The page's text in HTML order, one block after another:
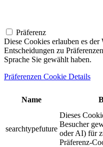
Präferenz
Diese Cookies erlauben es
Entscheidungen zu
Sprache Sie gewählt haben.
Präferenzen Cookie Details
Name
searchtypefuture
Dieses
Besucher
oder AI) für
Präferenz-